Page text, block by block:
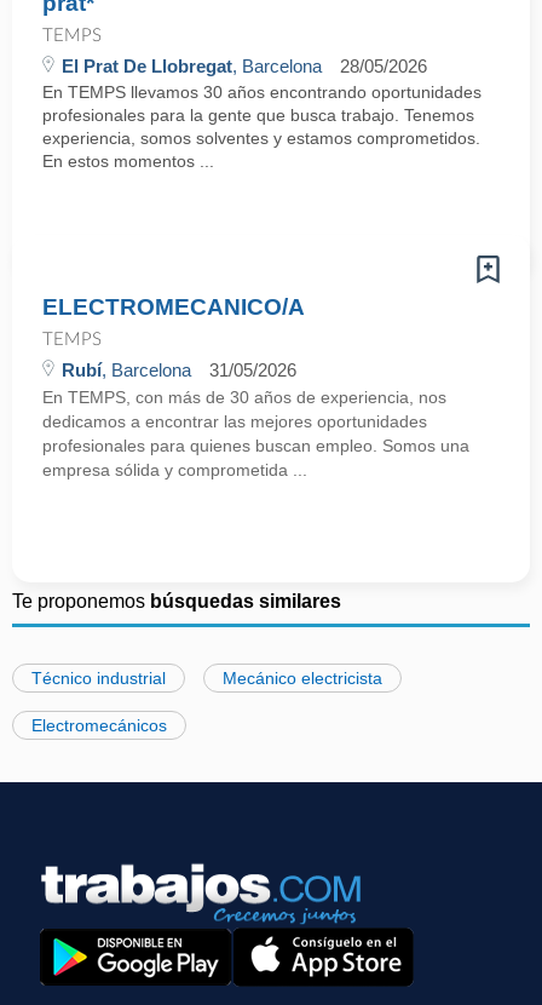
TEMPS
El Prat De Llobregat, Barcelona 28/05/2026
En TEMPS llevamos 30 años encontrando oportunidades
profesionales para la gente que busca trabajo. Tenemos
experiencia, somos solventes y estamos comprometidos.
En estos momentos ...
ELECTROMECANICO/A
TEMPS
Rubí, Barcelona 31/05/2026
En TEMPS, con más de 30 años de experiencia, nos
dedicamos a encontrar las mejores oportunidades
profesionales para quienes buscan empleo. Somos una
empresa sólida y comprometida ...
Te proponemos búsquedas similares
Técnico industrial Mecánico electricista
Electromecánicos